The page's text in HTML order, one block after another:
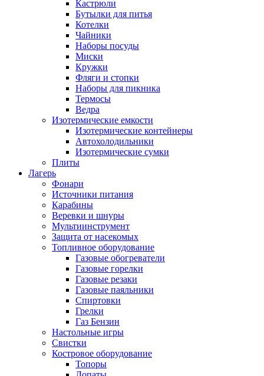
Кастрюли
Бутылки для питья
Котелки
Чайники
Наборы посуды
Миски
Кружки
Фляги и стопки
Наборы для пикника
Термосы
Ведра
Изотермические емкости
Изотермические контейнеры
Автохолодильники
Изотермические сумки
Плиты
Лагерь
Фонари
Источники питания
Карабины
Веревки и шнуры
Мультиинструмент
Защита от насекомых
Топливное оборудование
Газовые обогреватели
Газовые горелки
Газовые резаки
Газовые паяльники
Спиртовки
Грелки
Газ Бензин
Настольные игры
Свистки
Костровое оборудование
Топоры